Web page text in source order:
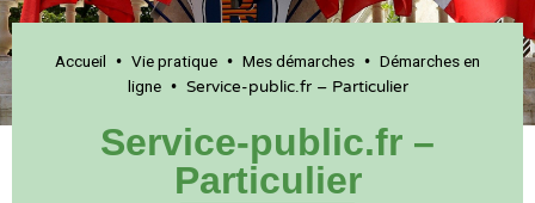
Accueil • Vie pratique • Mes démarches • Démarches en
ligne• Service-public.fr – Particulier
Service-public.fr –
Particulier